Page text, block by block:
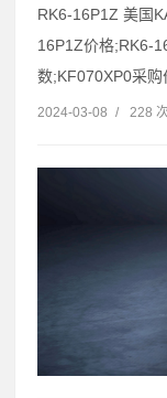
RK6-16P1Z 美国
16P1Z价格;RK6-
数;KF070XP0采购
2024-03-08 / 228